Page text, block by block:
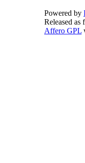
Powered by
Released as
Affero GPL